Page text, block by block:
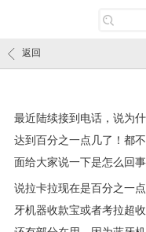
返回
最近陆续接到电话，说为
达到百分之一点几了！都
面给大家说一下是怎么回事
说拉卡拉现在是百分之一
牙机器收款宝或者考拉超